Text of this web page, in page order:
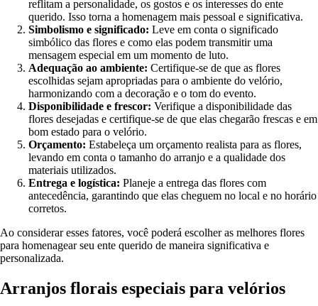
reflitam a personalidade, os gostos e os interesses do ente
querido. Isso torna a homenagem mais pessoal e significativa.
Simbolismo e significado: Leve em conta o significado
simbólico das flores e como elas podem transmitir uma
mensagem especial em um momento de luto.
Adequação ao ambiente: Certifique-se de que as flores
escolhidas sejam apropriadas para o ambiente do velório,
harmonizando com a decoração e o tom do evento.
Disponibilidade e frescor: Verifique a disponibilidade das
flores desejadas e certifique-se de que elas chegarão frescas e em
bom estado para o velório.
Orçamento: Estabeleça um orçamento realista para as flores,
levando em conta o tamanho do arranjo e a qualidade dos
materiais utilizados.
Entrega e logística: Planeje a entrega das flores com
antecedência, garantindo que elas cheguem no local e no horário
corretos.
Ao considerar esses fatores, você poderá escolher as melhores flores
para homenagear seu ente querido de maneira significativa e
personalizada.
Arranjos florais especiais para velórios